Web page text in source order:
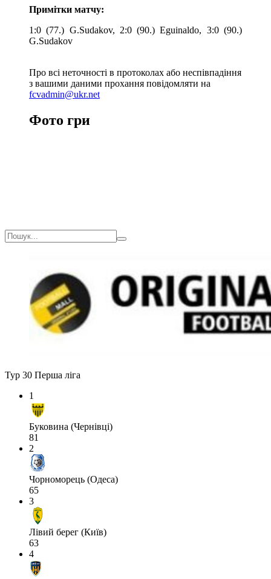
Примітки матчу:
1:0 (77.) G.Sudakov, 2:0 (90.) Eguinaldo, 3:0 (90.)
G.Sudakov
Про всі неточності в протоколах або неспівпадіння
з вашими даними прохання повідомляти на
fcvadmin@ukr.net
Фото гри
Тур 30 Перша ліга
1
Буковина (Чернівці)
81
2
Чорноморець (Одеса)
65
3
Лівий берег (Київ)
63
4